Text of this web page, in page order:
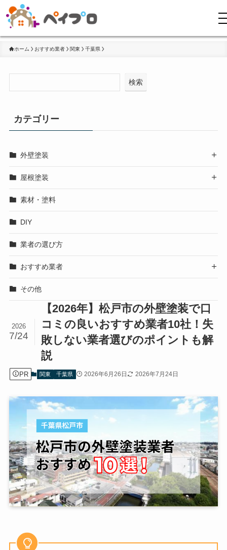
ホーム おすすめ業者 関東 千葉県
【2026年】松戸市の外壁塗装で口
コミの良いおすすめ業者10社！失
敗しない業者選びのポイントも解
説
2026
7/24
PR 関東 千葉県 2026年6月26日 2026年7月24日
検索
カテゴリー
外壁塗装 
屋根塗装 
素材・塗料
DIY
業者の選び方
おすすめ業者 
その他